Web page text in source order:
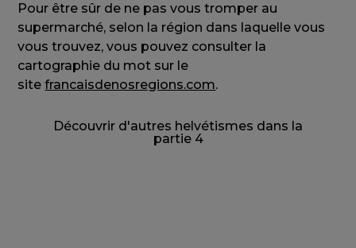
Pour être sûr de ne pas vous tromper au
supermarché, selon la région dans laquelle vous
vous trouvez, vous pouvez consulter la
cartographie du mot sur le
sitefrancaisdenosregions.com.
Découvrir d'autres helvétismes dans la
partie 4